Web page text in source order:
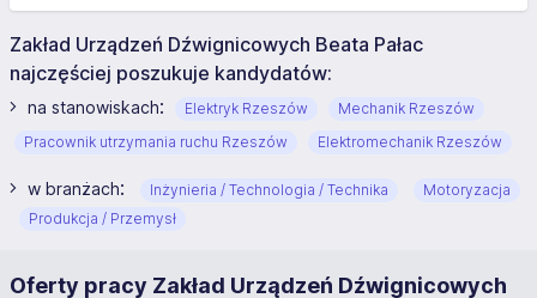
Zakład Urządzeń Dźwignicowych Beata Pałac
najczęściej poszukuje kandydatów:
na stanowiskach: Elektryk Rzeszów
Mechanik Rzeszów
Pracownik utrzymania ruchu Rzeszów
Elektromechanik Rzeszów
w branżach: Inżynieria / Technologia / Technika
Motoryzacja
Produkcja / Przemysł
Oferty pracy Zakład Urządzeń Dźwignicowych